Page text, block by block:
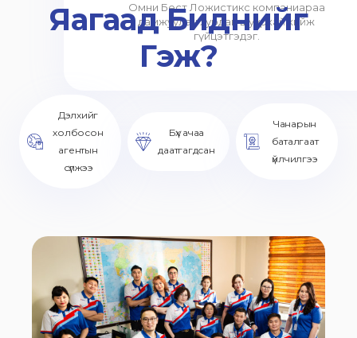
Омни Бест Ложистикс компаниараа
дамжуулан хурдан шуурхай хийж
гүйцэтгэдэг.
Яагаад Биднийг
Гэж?
Дэлхийг
холбосон
агентын
сүлжээ
Бүх ачаа
даатгагдсан
Чанарын
баталгаат
үйлчилгээ